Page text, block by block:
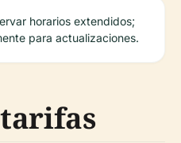
horarios extendidos;
para actualizaciones.